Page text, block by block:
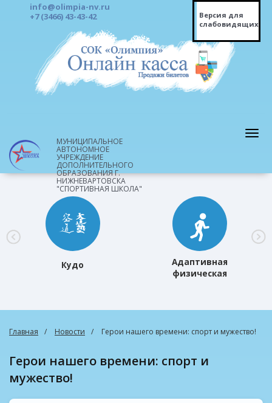
info@olimpia-nv.ru
+7 (3466) 43-43-42
Версия для
слабовидящих
МУНИЦИПАЛЬНОЕ
АВТОНОМНОЕ
УЧРЕЖДЕНИЕ
ДОПОЛНИТЕЛЬНОГО
ОБРАЗОВАНИЯ Г.
НИЖНЕВАРТОВСКА
"СПОРТИВНАЯ ШКОЛА"
Кудо
Адаптивная
физическая
Главная Новости Герои нашего времени: спорт и мужество!
Герои нашего времени: спорт и
мужество!